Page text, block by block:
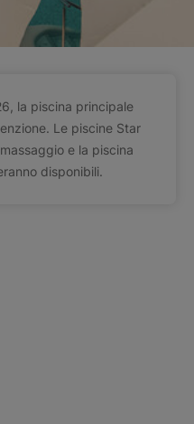
la piscina principale
Le piscine Star
e la piscina
disponibili.